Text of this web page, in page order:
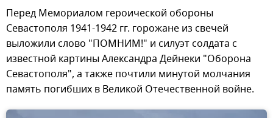
Перед Мемориалом героической обороны
Севастополя 1941-1942 гг. горожане из свечей
выложили слово "ПОМНИМ!" и силуэт солдата с
известной картины Александра Дейнеки "Оборона
Севастополя", а также почтили минутой молчания
память погибших в Великой Отечественной войне.